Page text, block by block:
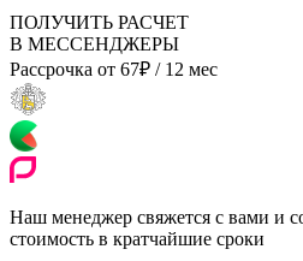
ПОЛУЧИТЬ РАСЧЕТ
В МЕССЕНДЖЕРЫ
Рассрочка от 67₽ / 12 мес
Наш менеджер свяжется с вами и
стоимость в кратчайшие сроки